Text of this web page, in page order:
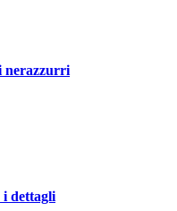
nerazzurri
dettagli